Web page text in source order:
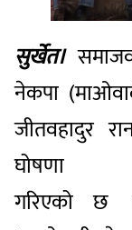
सुर्खेत।
नेकपा
जीतवहादुर
घोषणा
गरिएको छ